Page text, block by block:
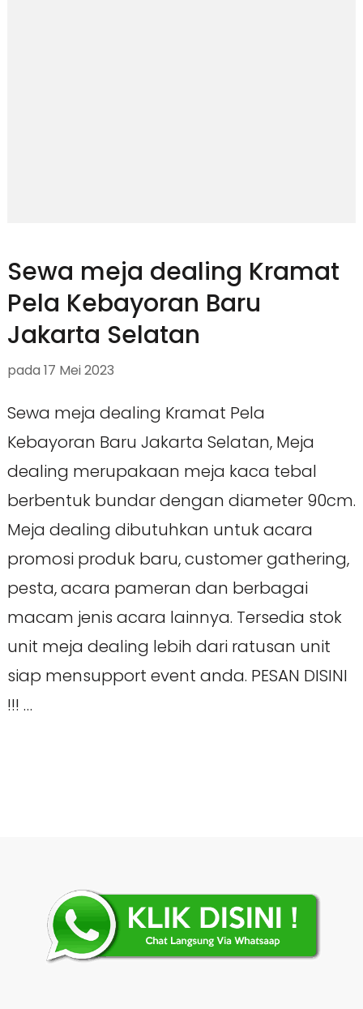
Sewa meja dealing Kramat
Pela Kebayoran Baru
Jakarta Selatan
pada 17 Mei 2023
Sewa meja dealing Kramat Pela
Kebayoran Baru Jakarta Selatan, Meja
dealing merupakaan meja kaca tebal
berbentuk bundar dengan diameter 90cm.
Meja dealing dibutuhkan untuk acara
promosi produk baru, customer gathering,
pesta, acara pameran dan berbagai
macam jenis acara lainnya. Tersedia stok
unit meja dealing lebih dari ratusan unit
siap mensupport event anda. PESAN DISINI
!!! …